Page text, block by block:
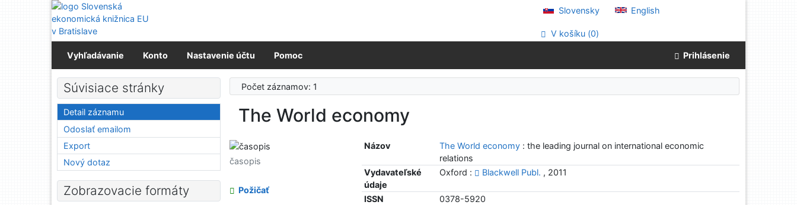
Prejsť na obsah
Prejsť na menu
Prehlásenie o webovej prístupnosti
Slovensky English
V košíku (0)
Vyhľadávanie Konto Nastavenie účtu Pomoc Prihlásenie
Počet záznamov: 1
The World economy
Názov The World economy : the leading journal on international economic
relations
Vydavateľské
údaje
Oxford : Blackwell Publ. , 2011
ISSN
0378-5920
časopis
Požičať
Súvisiace stránky
Detail záznamu
Odoslať emailom
Export
Nový dotaz
Zobrazovacie formáty